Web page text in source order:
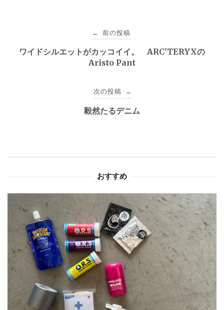
ン
← 前の投稿
ワイドシルエットがカッコイイ。 ARC'TERYXの
Aristo Pant
次の投稿 →
毅然たるデニム
おすすめ